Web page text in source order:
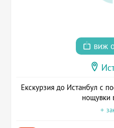
виж
Екскурзия до Истанбул с
нощувки
+